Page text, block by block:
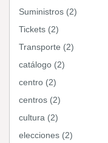
Suministros (2)
Tickets (2)
Transporte (2)
catálogo (2)
centro (2)
centros (2)
cultura (2)
elecciones (2)